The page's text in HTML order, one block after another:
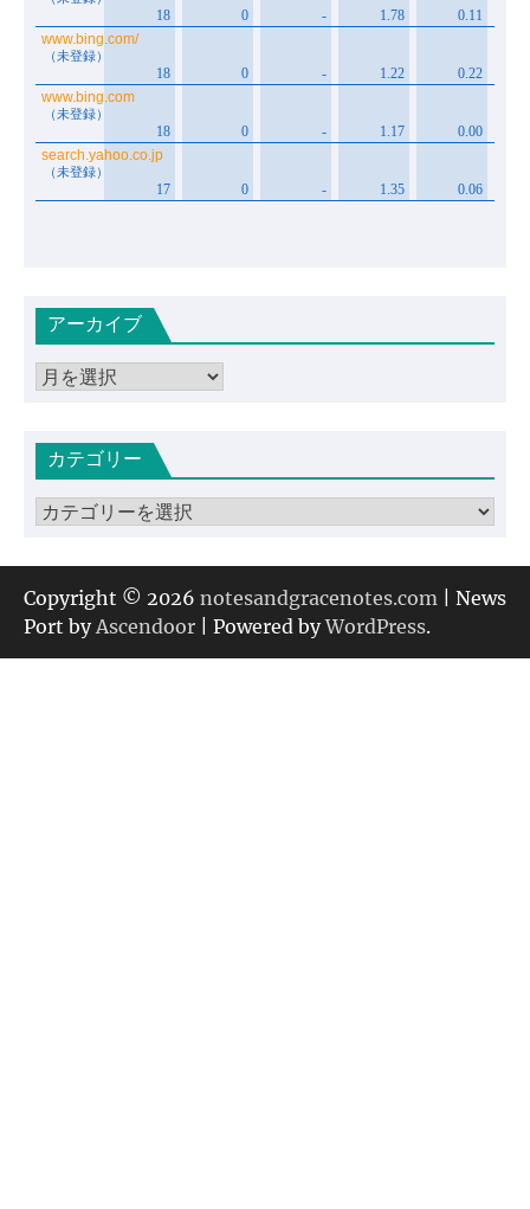
アーカイブ
ア
イカテゴリー
カ
ゴ
リ
ー
Copyright © 2026 notesandgracenotes.com | News
Port byAscendoor | Powered byWordPress.